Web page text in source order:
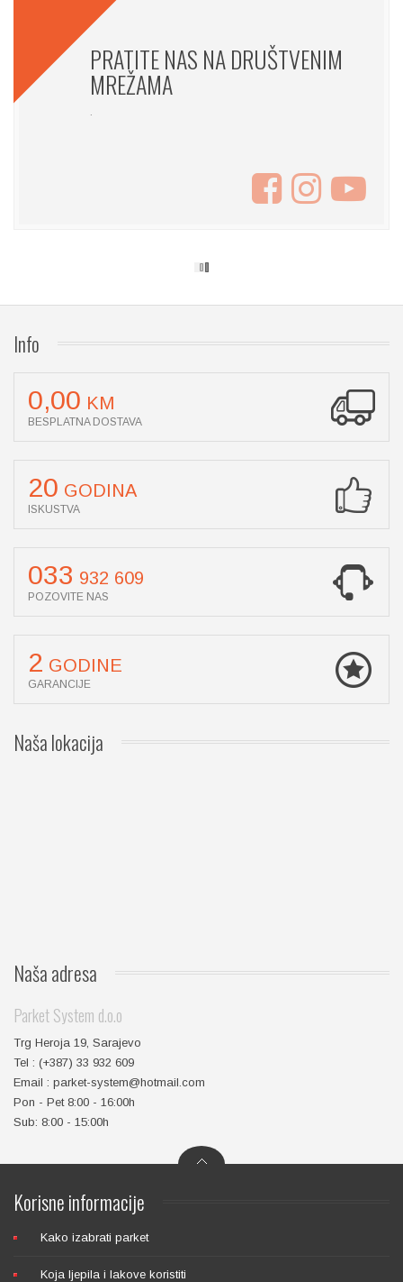
PRATITE NAS NA DRUŠTVENIM
MREŽAMA
.
Info
0,00 KM
BESPLATNA DOSTAVA
20 GODINA
ISKUSTVA
033 932 609
POZOVITE NAS
2 GODINE
GARANCIJE
Našalokacija
Našaadresa
Parket System d.o.o
Trg Heroja 19, Sarajevo
Tel : (+387) 33 932 609
Email : parket-system@hotmail.com
Pon - Pet 8:00 - 16:00h
Sub: 8:00 - 15:00h
Korisneinformacije
Kako izabrati parket
Koja ljepila i lakove koristiti